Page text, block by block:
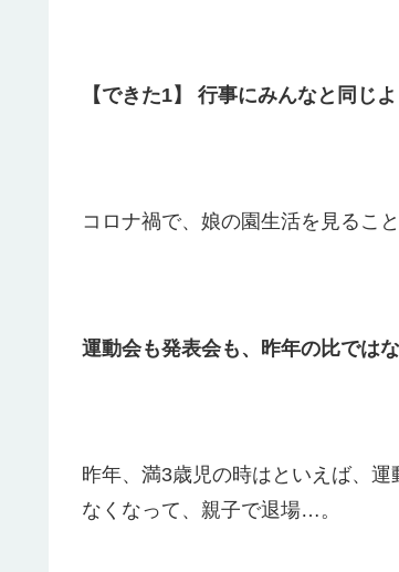
【できた1】 行事にみんなと同じ
コロナ禍で、娘の園生活を見るこ
運動会も発表会も、昨年の比では
昨年、満3歳児の時はといえば、
なくなって、親子で退場…。